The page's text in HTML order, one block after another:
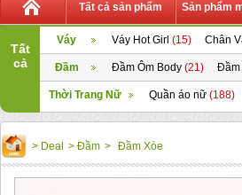
Tất cả sản phẩm Sản phẩm
Tất
cả
Váy Váy Hot Girl (15) Chân
Đầm Đầm Ôm Body (21) Đầm
Thời Trang Nữ Quần áo nữ (188)
> Deal > Đầm > Đầm Xòe